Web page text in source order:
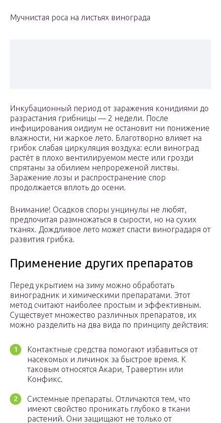
Мучнистая роса на листьях винограда
Инкубационный период от заражения конидиями до
разрастания грибницы — 2 недели. После
инфицирования оидиум не остановит ни понижение
влажности, ни жаркое лето. Благотворно влияет на
грибок слабая циркуляция воздуха: если виноград
растёт в плохо вентилируемом месте или грозди
спрятаны за обилием непрореженой листвы.
Заражение лозы и распространение спор
продолжается вплоть до осени.
Внимание! Осадков споры унцинулы не любят,
предпочитая размножаться в сырости, но на сухих
тканях. Дождливое лето может спасти виноградаря от
развития грибка.
Применение других препаратов
Перед укрытием на зиму можно обработать
виноградник и химическими препаратами. Этот
метод считают наиболее простым и эффективным.
Существует множество различных препаратов, их
можно разделить на два вида по принципу действия:
Контактные средства помогают избавиться от
насекомых и личинок за быстрое время. К
таковым относятся Акари, Травертин или
Конфикс.
Системные препараты. Отличаются тем, что
имеют свойство проникать глубоко в ткани
растений. Они защищают не только от